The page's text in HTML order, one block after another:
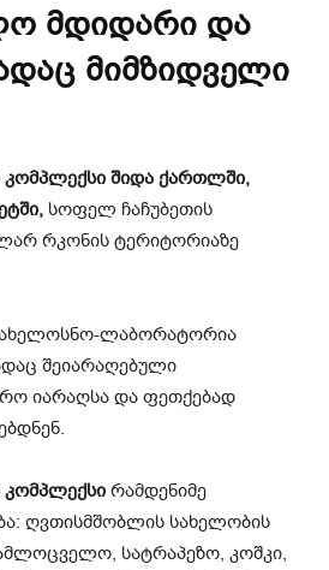
მდიდარი და
მიმზიდველი
შიდა ქართლში,
სოფელ ჩაჩუბეთის
რკონის ტერიტორიაზე
ლაბორატორია
შეიარაღებული
იარაღსა და ფეთქებად
რამდენიმე
ღვთისმშობლის სახელობის
სატრაპეზო, კოშკი,